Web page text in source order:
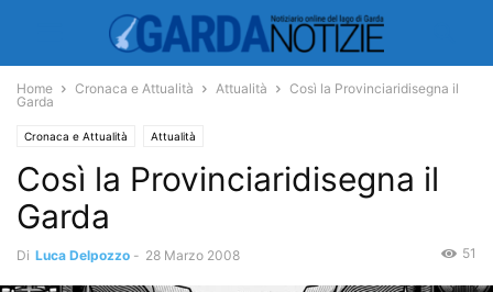
Home Cronaca e Attualità Attualità
Così la Provinciaridisegna il
Garda
Cronaca e Attualità Attualità
Così la Provinciaridisegna il
Garda
Di Luca Delpozzo - 28 Marzo 2008 51